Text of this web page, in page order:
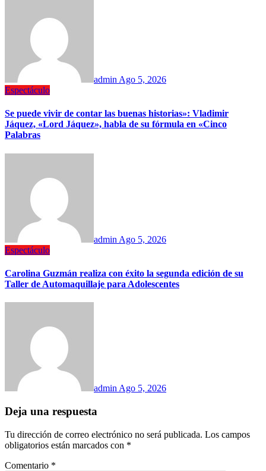
admin Ago 5, 2026
Espectáculo
Se puede vivir de contar las buenas historias»: Vladimir
Jáquez, «Lord Jáquez», habla de su fórmula en «Cinco
Palabras
admin Ago 5, 2026
Espectáculo
Carolina Guzmán realiza con éxito la segunda edición de su
Taller de Automaquillaje para Adolescentes
admin Ago 5, 2026
Deja una respuesta
Tu dirección de correo electrónico no será publicada. Los campos
obligatorios están marcados con *
Comentario *